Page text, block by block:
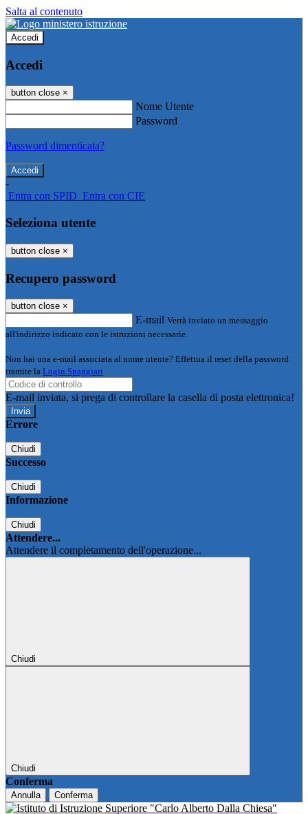
Salta al contenuto
Accedi
Accedi
button close ×
Nome Utente
Password
Password dimenticata?
-
Entra con SPID Entra con CIE
Seleziona utente
button close ×
Recupero password
button close ×
E-mail Verrà inviato un messaggio
all'indirizzo indicato con le istruzioni necessarie.
Non hai una e-mail associata al nome utente? Effettua il reset della password
tramite la Login Spaggiari
E-mail inviata, si prega di controllare la casella di posta elettronica!
Errore
Chiudi
Successo
Chiudi
Informazione
Chiudi
Attendere...
Attendere il completamento dell'operazione...
Chiudi
Chiudi
Conferma
Annulla Conferma